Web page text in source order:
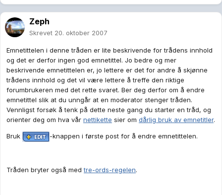
Zeph
Skrevet 20. oktober 2007
Emnetittelen i denne tråden er lite beskrivende for trådens innhold
og det er derfor ingen god emnetittel. Jo bedre og mer
beskrivende emnetittelen er, jo lettere er det for andre å skjønne
trådens innhold og det vil være lettere å treffe den riktige
forumbrukeren med det rette svaret. Ber deg derfor om å endre
emnetittel slik at du unngår at en moderator stenger tråden.
Vennligst forsøk å tenk på dette neste gang du starter en tråd, og
orienter deg om hva vår nettikette sier om dårlig bruk av emnetitler.
Bruk -knappen i første post for å endre emnetittelen.
Tråden bryter også medtre-ords-regelen.